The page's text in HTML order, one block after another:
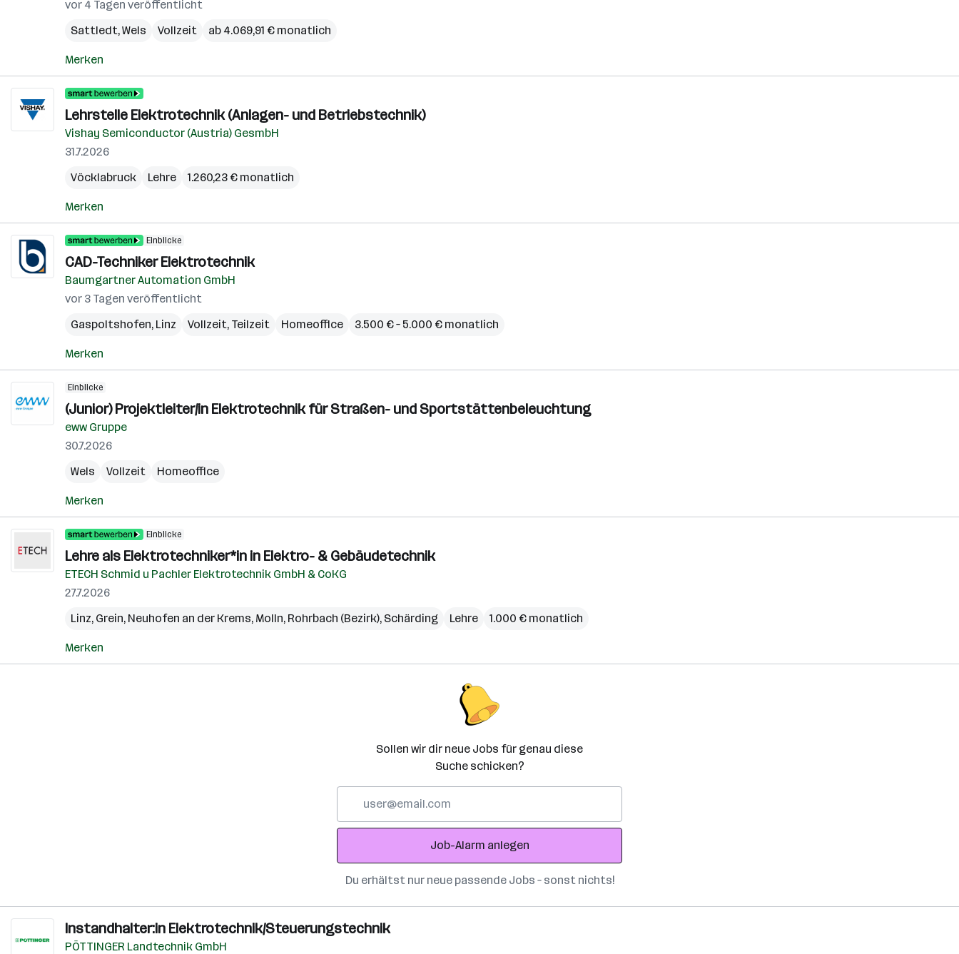
vor 4 Tagen veröffentlicht
Sattledt,Wels Vollzeit ab 4.069,91 € monatlich
Merken
Lehrstelle Elektrotechnik (Anlagen- und Betriebstechnik)
Vishay Semiconductor (Austria) GesmbH
31.7.2026
Vöcklabruck
Lehre 1.260,23 € monatlich
Merken
Einblicke
CAD-Techniker Elektrotechnik
Baumgartner Automation GmbH
vor 3 Tagen veröffentlicht
Gaspoltshofen, Linz Vollzeit, Teilzeit Homeoffice 3.500 € – 5.000 € monatlich
Merken
Einblicke
(Junior) Projektleiter/in Elektrotechnik für Straßen- und Sportstättenbeleuchtung
eww Gruppe
30.7.2026
Wels
Vollzeit Homeoffice
Merken
Einblicke
Lehre als Elektrotechniker*in in Elektro- & Gebäudetechnik
ETECH Schmid u Pachler Elektrotechnik GmbH & CoKG
27.7.2026
Linz, Grein, Neuhofen an der Krems, Molln, Rohrbach (Bezirk), Schärding Lehre 1.000 € monatlich
Merken
Sollen wir dir neue Jobs für genau diese
Suche schicken?
Adresse
Job-Alarm anlegen
Du erhältst nur neue passende Jobs – sonst nichts!
Instandhalter:in Elektrotechnik/Steuerungstechnik
PÖTTINGER Landtechnik GmbH